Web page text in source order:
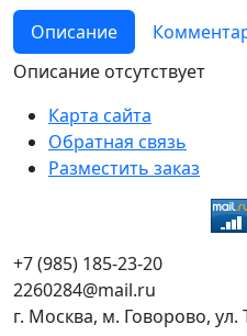
Описание
Описание отсутствует
Карта сайта
Обратная связь
Разместить заказ
+7 (985) 185-23-20
2260284@mail.ru
г. Москва, м. Говорово, ул.